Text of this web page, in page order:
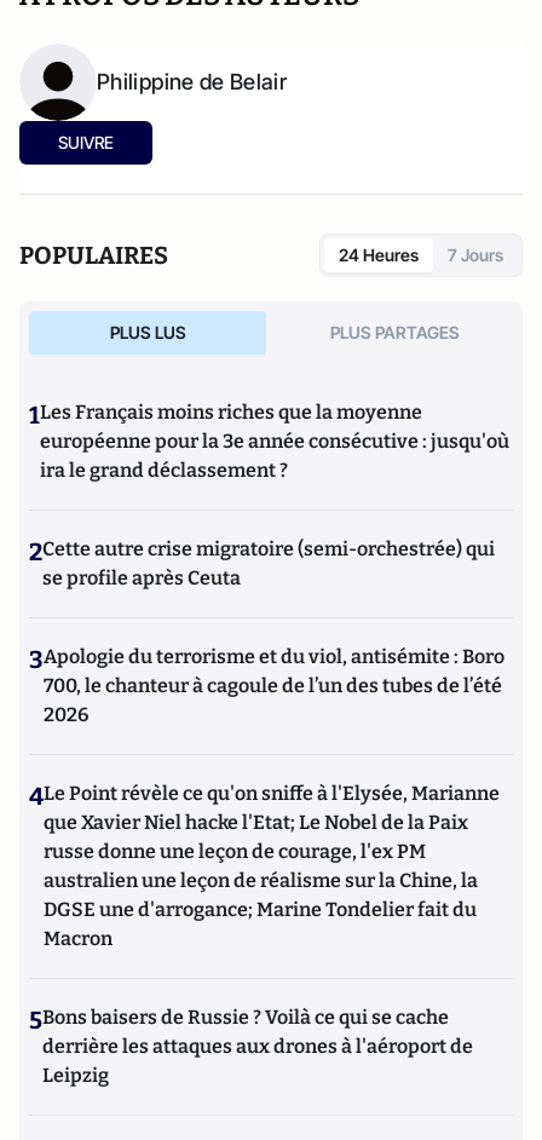
Philippine de Belair
SUIVRE
POPULAIRES 24 Heures 7 Jours
PLUS LUS PLUS PARTAGES
1Les Français moins riches que la moyenne
européenne pour la 3e année consécutive : jusqu'où
ira le grand déclassement ?
2Cette autre crise migratoire (semi-orchestrée) qui
se profile après Ceuta
3Apologie du terrorisme et du viol, antisémite : Boro
700, le chanteur à cagoule de l’un des tubes de l’été
2026
4Le Point révèle ce qu'on sniffe à l'Elysée, Marianne
que Xavier Niel hacke l'Etat; Le Nobel de la Paix
russe donne une leçon de courage, l'ex PM
australien une leçon de réalisme sur la Chine, la
DGSE une d'arrogance; Marine Tondelier fait du
Macron
5Bons baisers de Russie ? Voilà ce qui se cache
derrière les attaques aux drones à l'aéroport de
Leipzig